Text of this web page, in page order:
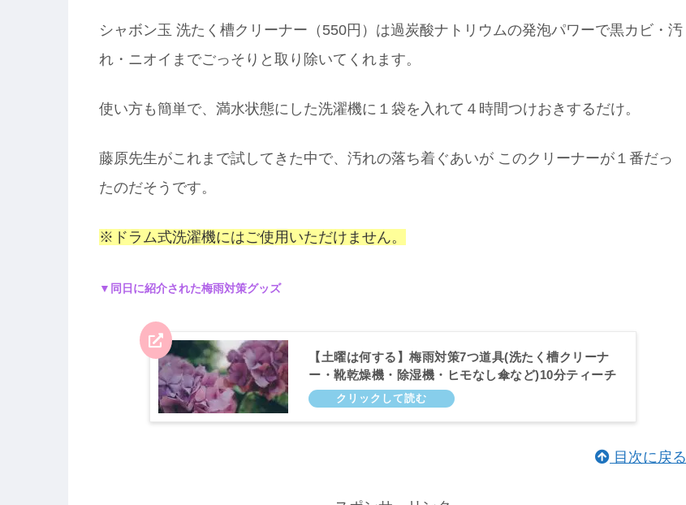
シャボン玉 洗たく槽クリーナー（550円）は過炭酸ナトリウムの発泡パワーで黒カビ・汚
れ・ニオイまでごっそりと取り除いてくれます。
使い方も簡単で、満水状態にした洗濯機に１袋を入れて４時間つけおきするだけ。
藤原先生がこれまで試してきた中で、汚れの落ち着ぐあいが このクリーナーが１番だっ
たのだそうです。
※ドラム式洗濯機にはご使用いただけません。
▼同日に紹介された梅雨対策グッズ
【土曜は何する】梅雨対策7つ道具(洗たく槽クリーナ
ー・靴乾燥機・除湿機・ヒモなし傘など)10分ティーチ
ャー！6月3日
目次に戻る